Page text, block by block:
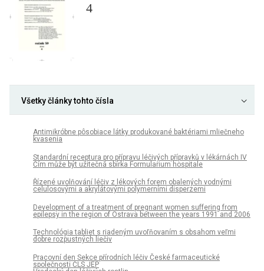
4
Všetky články tohto čísla
Antimikróbne pôsobiace látky produkované baktériami mliečneho
kvasenia
Standardní receptura pro přípravu léčivých přípravků v lékárnách IV
Čím může být užitečná sbírka Formularium hospitale
Řízené uvolňování léčiv z lékových forem obalených vodnými
celulosovými a akrylátovými polymerními disperzemi
Development of a treatment of pregnant women suffering from
epilepsy in the region of Ostrava between the years 1991 and 2006
Technológia tabliet s riadeným uvoľňovaním s obsahom veľmi
dobre rozpustných liečiv
Pracovní den Sekce přírodních léčiv České farmaceutické
společnosti ČLS JEP